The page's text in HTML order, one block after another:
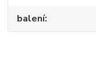
balení